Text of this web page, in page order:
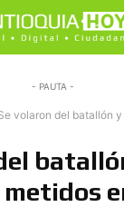
- PAUTA -
volaron del batallón